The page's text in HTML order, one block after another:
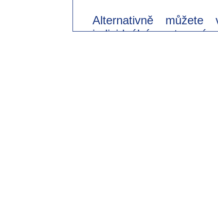
Alternativně
individuální nastavení